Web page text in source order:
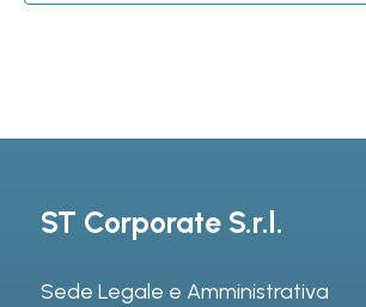
ST Corporate S.r.l.
Sede Legale e Amministrativa